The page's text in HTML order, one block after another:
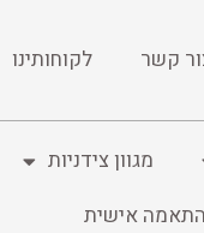
קשר לקוחותינו
מגוון צידניות
אישית